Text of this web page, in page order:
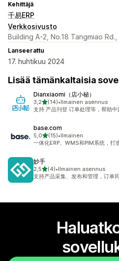
Kehittäjä
千易ERP
Verkkosivusto
Building A-2, No.18 Tangmiao
Lanseerattu
17. huhtikuu 2024
Lisää tämänkaltaisia
Dianxiaomi（店小秘）
3,2/ 5 tähteä
(14)
14 arvostelua yhteensä
•Ilmainen asennus
支持 产品刊登 订单处理等，帮助
base.com
5,0/ 5 tähteä
(15)
15 arvostelua yhteensä
•Ilmainen
一体化ERP、WMS和PIM系统，打
妙手
2,5/ 5 tähteä
(4)
4 arvostelua yhteensä
•Ilmainen asennus
支持产品采集、发布和管理，订单